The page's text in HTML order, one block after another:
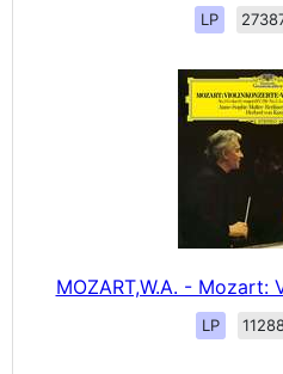
LP
MOZART,W.A. -
LP